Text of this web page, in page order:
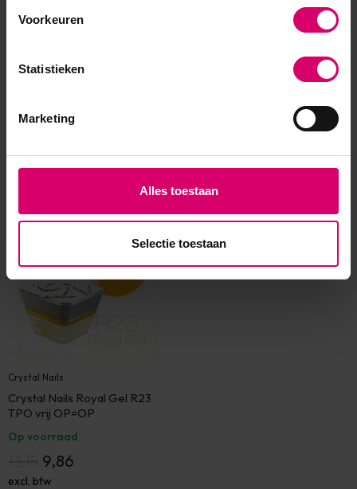
Voorkeuren
Statistieken
Marketing
Alles toestaan
Selectie toestaan
Crystal Nails
Crystal Nails Royal Gel R23
TPO vrij OP=OP
Op voorraad
9,86
excl. btw